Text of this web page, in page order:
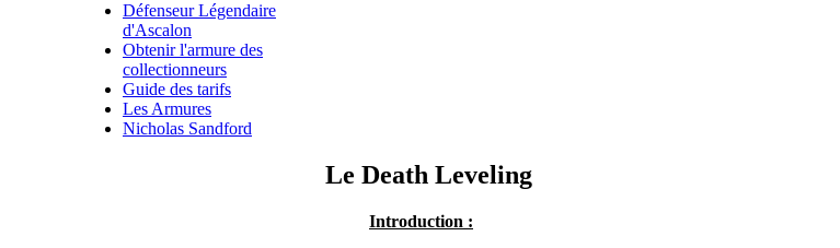
Défenseur Légendaire
d'Ascalon
Obtenir l'armure des
collectionneurs
Guide des tarifs
Les Armures
Nicholas Sandford
Le Death Leveling
Introduction :